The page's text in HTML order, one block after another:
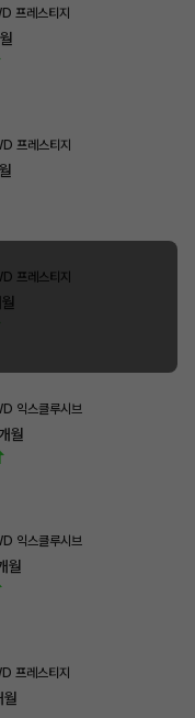
프레스티지
프레스티지
프레스티지
익스클루시브
월
익스클루시브
월
프레스티지
월